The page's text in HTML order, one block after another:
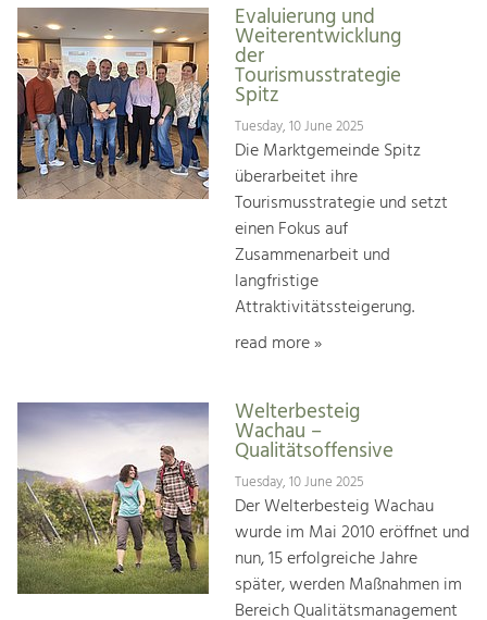
Evaluierung und
Weiterentwicklung
der
Tourismusstrategie
Spitz
Tuesday, 10 June 2025
Die Marktgemeinde Spitz
überarbeitet ihre
Tourismusstrategie und setzt
einen Fokus auf
Zusammenarbeit und
langfristige
Attraktivitätssteigerung.
read more »
Welterbesteig
Wachau –
Qualitätsoffensive
Tuesday, 10 June 2025
Der Welterbesteig Wachau
wurde im Mai 2010 eröffnet und
nun, 15 erfolgreiche Jahre
später, werden Maßnahmen im
Bereich Qualitätsmanagement